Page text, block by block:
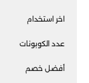
اخر استخدام
عدد الكوبونات
أفضل خصم